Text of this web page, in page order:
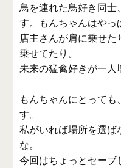
鳥を連れた鳥好き同士
す。もんちゃんはやっ
店主さんが肩に乗せ
乗せてたり。
未来の猛禽好きが一人
もんちゃんにとって
す。
私がいれば場所を選
な。
今回はちょっとセーブ